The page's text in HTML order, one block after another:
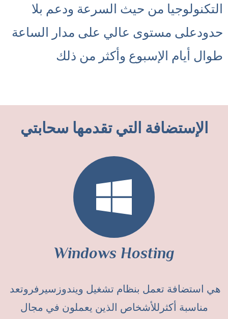
التكنولوجيا من حيث السرعة ودعم بلا
حدودعلى مستوى عالي على مدار الساعة
طوال أيام الإسبوع وأكثر من ذلك
الإستضافة التي تقدمها سحابتي
Windows Hosting
مناسبة أكثرللأشخاص الذين يعملون في مجال